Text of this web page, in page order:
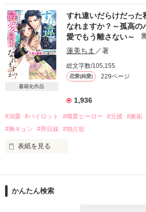
す……。
2025.5.5  完結
にのみーさま、嬉しいレビューをありが
今夜、妊娠できたら俺と結婚する――どう
そんな賭けにのせられて
迂闊にも体を重ねてしまった私は
彼の懐妊戦略にまんまとはめられて
――孕められてしまいました
＝＝＝＝＝＝＝＝＝
出版社勤務　28歳
白雪　杏（しらゆき　あんず）
＝＝＝＝＝＝＝＝＝
誰にも譲りたくないと
だから、君を妊娠させて俺のものにした
書籍化作品
すれ違いだらけだった
なれますか？～孤高の
愛でもう離さない～
蓮美ちま ／著
総文字数/105,155
恋愛(純愛) 229ページ
1,936
#溺愛 #パイロット #職業ヒーロー #元彼 #嫉妬
#胸キュン
#男目線 #独占欲
表紙を見る
八年も前に別れた元彼と、
かんたん検索